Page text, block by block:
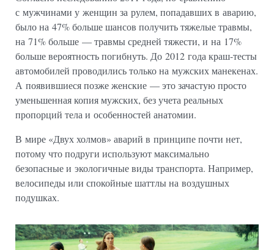
с мужчинами у женщин за рулем, попадавших в аварию,
было на 47% больше шансов получить тяжелые травмы,
на 71% больше — травмы средней тяжести, и на 17%
больше вероятность погибнуть. До 2012 года краш-тесты
автомобилей проводились только на мужских манекенах.
А появившиеся позже женские — это зачастую просто
уменьшенная копия мужских, без учета реальных
пропорций тела и особенностей анатомии.
В мире «Двух холмов» аварий в принципе почти нет,
потому что подруги используют максимально
безопасные и экологичные виды транспорта. Например,
велосипеды или спокойные шаттлы на воздушных
подушках.